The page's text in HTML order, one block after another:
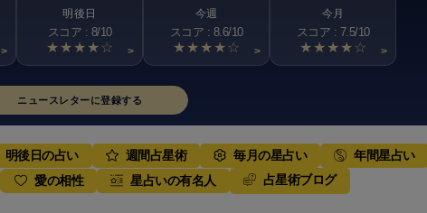
>
明後日
スコア : 8/10
★★★★☆ >
今週
スコア : 8.6/10
★★★★☆ >
今月
スコア : 7.5/10
★★★★☆ >
ニュースレターに登録する
明後日の占い 週間占星術 毎月の星占い
年間星占い
愛の相性 星占いの有名人 占星術ブログ